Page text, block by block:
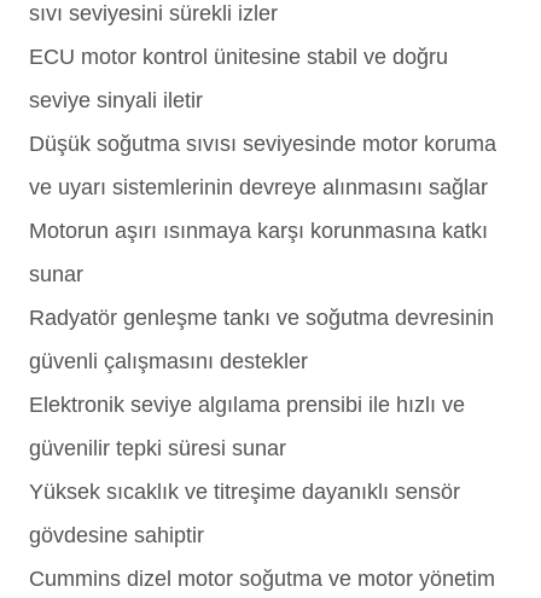
sıvı seviyesini sürekli izler
ECU motor kontrol ünitesine stabil ve doğru
seviye sinyali iletir
Düşük soğutma sıvısı seviyesinde motor koruma
ve uyarı sistemlerinin devreye alınmasını sağlar
Motorun aşırı ısınmaya karşı korunmasına katkı
sunar
Radyatör genleşme tankı ve soğutma devresinin
güvenli çalışmasını destekler
Elektronik seviye algılama prensibi ile hızlı ve
güvenilir tepki süresi sunar
Yüksek sıcaklık ve titreşime dayanıklı sensör
gövdesine sahiptir
Cummins dizel motor soğutma ve motor yönetim